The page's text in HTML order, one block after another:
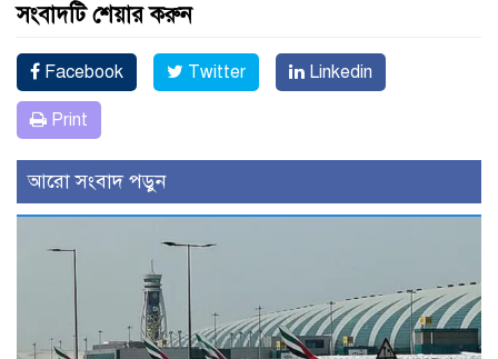
সংবাদটি শেয়ার করুন
Facebook Twitter Linkedin
Print
আরো সংবাদ পড়ুন